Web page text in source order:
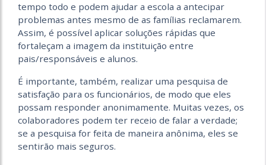
tempo todo e podem ajudar a escola a antecipar
problemas antes mesmo de as famílias reclamarem.
Assim, é possível aplicar soluções rápidas que
fortaleçam a imagem da instituição entre
pais/responsáveis e alunos.
É importante, também, realizar uma pesquisa de
satisfação para os funcionários, de modo que eles
possam responder anonimamente. Muitas vezes, os
colaboradores podem ter receio de falar a verdade;
se a pesquisa for feita de maneira anônima, eles se
sentirão mais seguros.